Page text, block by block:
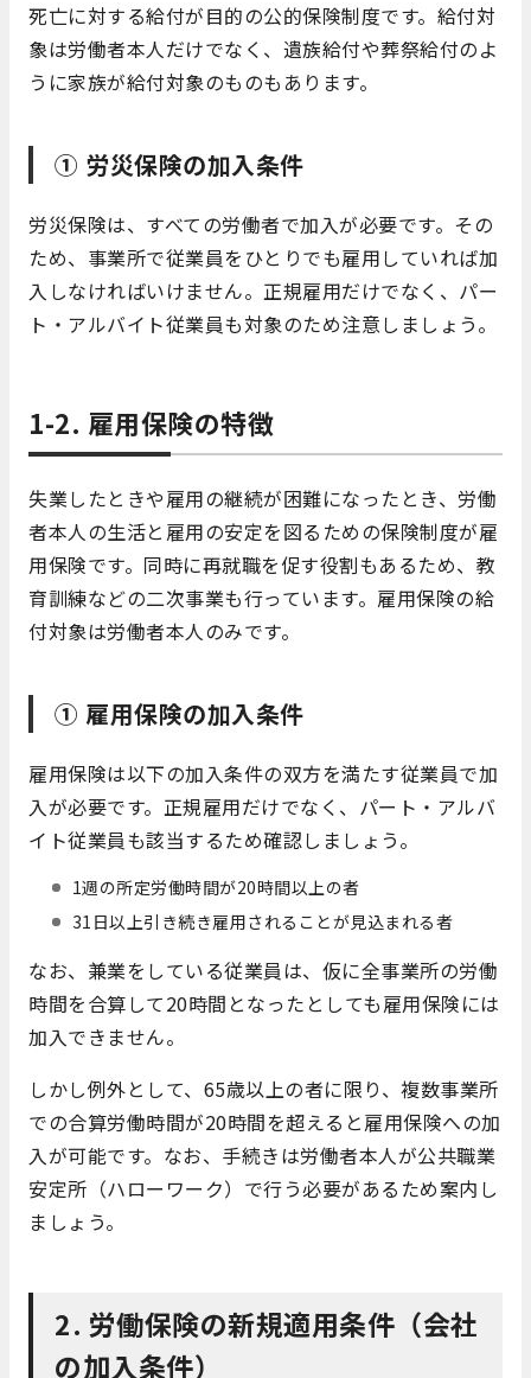
死亡に対する給付が目的の公的保険制度です。給付対
象は労働者本人だけでなく、遺族給付や葬祭給付のよ
うに家族が給付対象のものもあります。
① 労災保険の加入条件
労災保険は、すべての労働者で加入が必要です。その
ため、事業所で従業員をひとりでも雇用していれば加
入しなければいけません。正規雇用だけでなく、パー
ト・アルバイト従業員も対象のため注意しましょう。
1-2. 雇用保険の特徴
失業したときや雇用の継続が困難になったとき、労働
者本人の生活と雇用の安定を図るための保険制度が雇
用保険です。同時に再就職を促す役割もあるため、教
育訓練などの二次事業も行っています。雇用保険の給
付対象は労働者本人のみです。
① 雇用保険の加入条件
雇用保険は以下の加入条件の双方を満たす従業員で加
入が必要です。正規雇用だけでなく、パート・アルバ
イト従業員も該当するため確認しましょう。
1週の所定労働時間が20時間以上の者
31日以上引き続き雇用されることが見込まれる者
なお、兼業をしている従業員は、仮に全事業所の労働
時間を合算して20時間となったとしても雇用保険には
加入できません。
しかし例外として、65歳以上の者に限り、複数事業所
での合算労働時間が20時間を超えると雇用保険への加
入が可能です。なお、手続きは労働者本人が公共職業
安定所（ハローワーク）で行う必要があるため案内し
ましょう。
2. 労働保険の新規適用条件（会社
の加入条件）